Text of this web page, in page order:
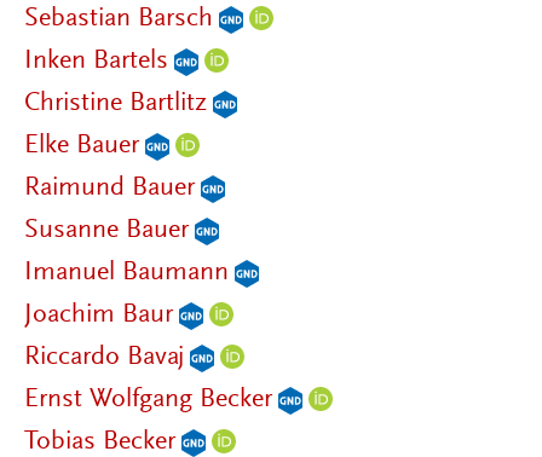
Sebastian Barsch
Inken Bartels
Christine Bartlitz
Elke Bauer
Raimund Bauer
Susanne Bauer
Imanuel Baumann
Joachim Baur
Riccardo Bavaj
Ernst Wolfgang Becker
Tobias Becker